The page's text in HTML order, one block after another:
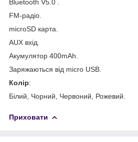
Bluetooth V5.0 .
FM-радіо.
microSD карта.
AUX вхід.
Акумулятор 400mAh.
Заряжаються від micro USB.
Колір:
Білий, Чорний, Червоний, Рожевий.
Приховати